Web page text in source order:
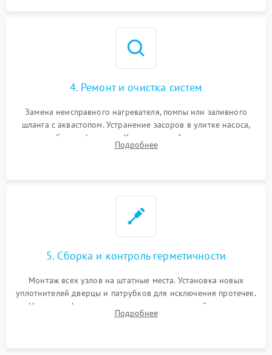
4. Ремонт и очистка систем
Замена неисправного нагревателя, помпы или заливного
шланга с аквастопом. Устранение засоров в улитке насоса,
патрубках и фильтрах. Компонентный ремонт платы
управления, восстановление поврежденной проводки.
Подробнее
5. Сборка и контроль герметичности
Монтаж всех узлов на штатные места. Установка новых
уплотнителей дверцы и патрубков для исключения протечек.
Надежная фиксация хомутов гидравлической системы,
сборка корпуса и установка датчика поплавка.
Подробнее